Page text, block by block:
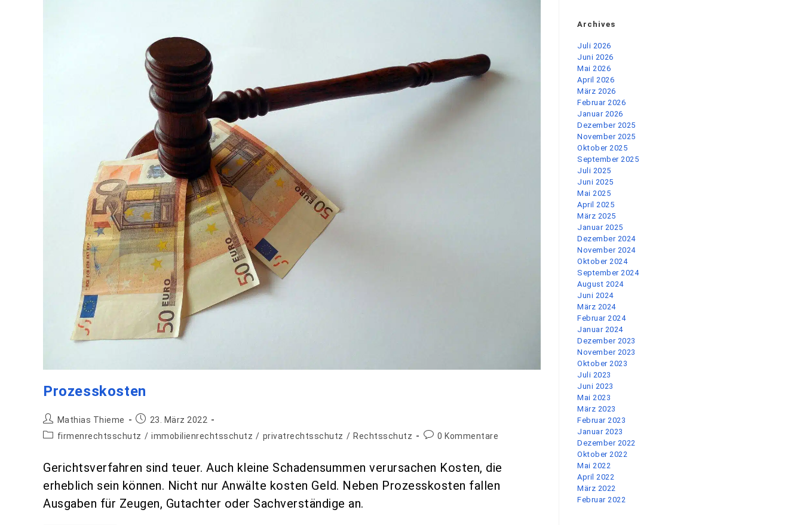
Prozesskosten
Mathias Thieme
23. März 2022
firmenrechtsschutz / immobilienrechtsschutz / privatrechtsschutz / Rechtsschutz 0 Kommentare
Gerichtsverfahren sind teuer. Auch kleine Schadensummen verursachen Kosten, die
erheblich sein können. Nicht nur Anwälte kosten Geld. Neben Prozesskosten fallen
Ausgaben für Zeugen, Gutachter oder Sachverständige an.
Archives
Juli 2026
Juni 2026
Mai 2026
April 2026
März 2026
Februar 2026
Januar 2026
Dezember 2025
November 2025
Oktober 2025
September 2025
Juli 2025
Juni 2025
Mai 2025
April 2025
März 2025
Januar 2025
Dezember 2024
November 2024
Oktober 2024
September 2024
August 2024
Juni 2024
März 2024
Februar 2024
Januar 2024
Dezember 2023
November 2023
Oktober 2023
Juli 2023
Juni 2023
Mai 2023
März 2023
Februar 2023
Januar 2023
Dezember 2022
Oktober 2022
Mai 2022
April 2022
März 2022
Februar 2022